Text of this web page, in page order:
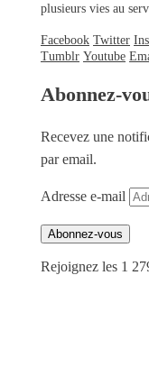
plusieurs vies au
Facebook Twitter
Tumblr Youtube
Abonnez-
Recevez une
par email.
Adresse e-mail
Abonnez-vous
Rejoignez les 1